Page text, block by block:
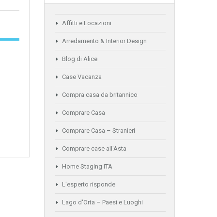
Affitti e Locazioni
Arredamento & Interior Design
Blog di Alice
Case Vacanza
Compra casa da britannico
Comprare Casa
Comprare Casa – Stranieri
Comprare case all'Asta
Home Staging ITA
L'esperto risponde
Lago d'Orta – Paesi e Luoghi